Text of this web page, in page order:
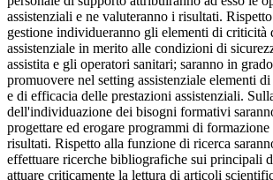
assistenziali e ne valuteranno i risultati.
gestione individueranno gli elementi di criticità
assistenziale in merito alle condizioni di
assistita e gli operatori sanitari; saranno in
promuovere nel setting assistenziale elementi
e di efficacia delle prestazioni assistenziali.
dell'individuazione dei bisogni formativi
progettare ed erogare programmi di
risultati. Rispetto alla funzione di ricerca
effettuare ricerche bibliografiche sui principali
attuare criticamente la lettura di articoli